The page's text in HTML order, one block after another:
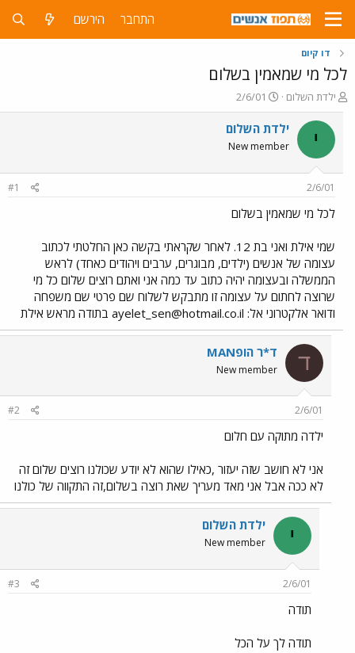
התחבר הירשם
דו קיום
לכל מי שמאמין בשלום
פ
ו
ת
ח
ה
ש
א
ילדת השלום
פ
ו
ר
ם
ר
י
2/6/01
י ילדת השלום
New member
2/6/01
#1
לכל מי שמאמין בשלום
שמי אילת ואני בת 12. לאחר שקראתי בקשה כאן החלטתי לכתוב
עצומה של אנשים (ילדים, מבוגרים, ערבים ויהודים כאחד) לראש
הממשלה ובעצומה יהיה כתוב עד כמה אני ואתם רוצים שלום כל מי
שרוצה לחתום על עצומה זו מתבקש לשלוח שם פרטי שם משפחה
ודואר אלקטרוני אל: ayelet_sen@hotmail.co.il בתודה מראש אילת
ד ד*ר הופMAN
New member
2/6/01
#2
ילדה מתוקה עם חלום
אני לא חושב שזה יעזור ,כאילו שהוא לא יודע שכולנו רוצים שלום זה
לא ככה אבל אני מאד מעריך שאת רוצה בשלום,זה התקווה של כולנו
י ילדת השלום
New member
2/6/01
#3
תודה
תודה לך על הכל